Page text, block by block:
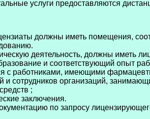
услуги предоставляются
должны иметь помещения,
деятельность, должны иметь
и соответствующий опыт
с работниками, имеющими
и сотрудников организаций,
;
заключения.
по запросу